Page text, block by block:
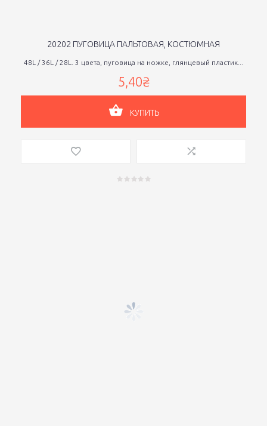
20202 ПУГОВИЦА ПАЛЬТОВАЯ, КОСТЮМНАЯ
48L / 36L / 28L. 3 цвета, пуговица на ножке, глянцевый пластик...
5,40₴
КУПИТЬ